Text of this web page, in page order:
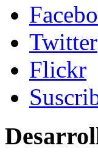
Twitter
Flickr